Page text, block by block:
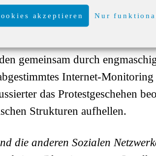
akzeptieren Nur
der neuen
gemeinsam durch
Internet-
das Protestgeschehen
Strukturen aufhellen.
die anderen Sozialen